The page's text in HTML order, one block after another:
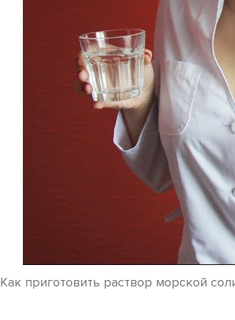
Как приготовить раствор морской